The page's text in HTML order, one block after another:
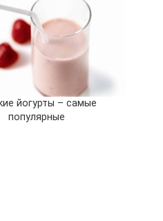
йогурты – самые
популярные